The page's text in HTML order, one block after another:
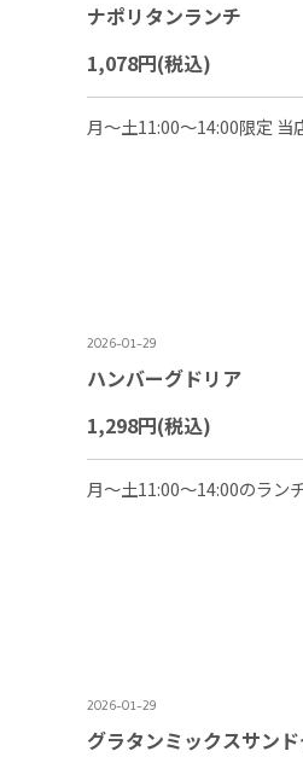
ナポリタンランチ
1,078円(税込)
2026-01-29
ハンバーグドリア
1,298円(税込)
2026-01-29
グラタンミックスサン